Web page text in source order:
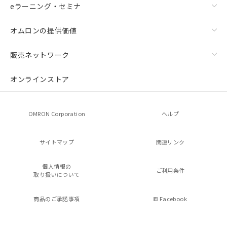
eラーニング・セミナ
オムロンの提供価値
販売ネットワーク
オンラインストア
OMRON Corporation ヘルプ
サイトマップ 関連リンク
個人情報の
取り扱いについて
ご利用条件
商品のご承諾事項 Facebook